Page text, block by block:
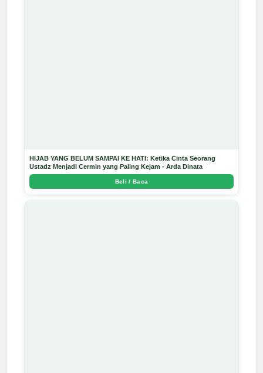
HIJAB YANG BELUM SAMPAI KE HATI: Ketika Cinta Seorang
Ustadz Menjadi Cermin yang Paling Kejam - Arda Dinata
Beli / Baca